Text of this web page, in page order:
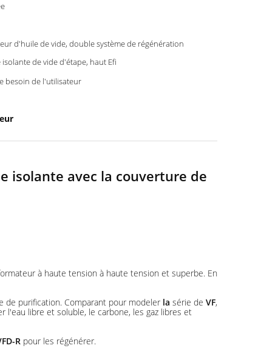
d'huile de vide, double système de régénération
de vide d'étape, haut Efi
besoin de l'utilisateur
isolante avec la couverture de
à haute tension à haute tension et superbe. En
de purification. Comparant pour modeler la série de VF,
l'eau libre et soluble, le carbone, les gaz libres et
R pour les régénérer.